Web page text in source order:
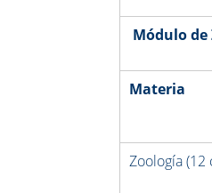
Módulo de
Materia
Zoología (12